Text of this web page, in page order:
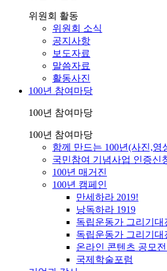
위원회 활동
위원회 소식
공지사항
보도자료
말씀자료
활동사진
100년 참여마당
100년 참여마당
100년 참여마당
함께 만드는 100년(사진,영
국민참여 기념사업 인증신
100년 매거진
100년 캠페인
만세하라 2019!
낭독하라 1919
독립운동가 그리기
독립운동가 그리기대
온라인 콘텐츠 공모
국제학술포럼